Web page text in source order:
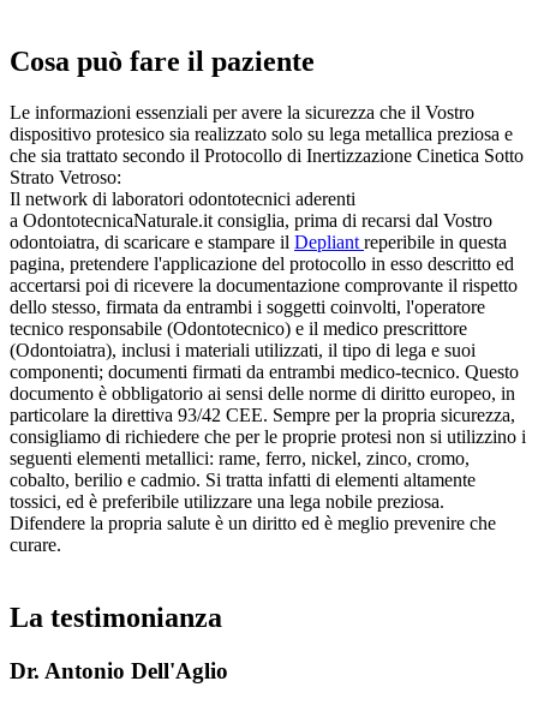
Cosa può fare il paziente
Le informazioni essenziali per avere la sicurezza che il Vostro
dispositivo protesico sia realizzato solo su lega metallica preziosa e
che sia trattato secondo il Protocollo di Inertizzazione Cinetica Sotto
Strato Vetroso:
Il network di laboratori odontotecnici aderenti
a OdontotecnicaNaturale.it consiglia, prima di recarsi dal Vostro
odontoiatra, di scaricare e stampare il Depliant reperibile in questa
pagina, pretendere l'applicazione del protocollo in esso descritto ed
accertarsi poi di ricevere la documentazione comprovante il rispetto
dello stesso, firmata da entrambi i soggetti coinvolti, l'operatore
tecnico responsabile (Odontotecnico) e il medico prescrittore
(Odontoiatra), inclusi i materiali utilizzati, il tipo di lega e suoi
componenti; documenti firmati da entrambi medico-tecnico. Questo
documento è obbligatorio ai sensi delle norme di diritto europeo, in
particolare la direttiva 93/42 CEE. Sempre per la propria sicurezza,
consigliamo di richiedere che per le proprie protesi non si utilizzino i
seguenti elementi metallici: rame, ferro, nickel, zinco, cromo,
cobalto, berilio e cadmio. Si tratta infatti di elementi altamente
tossici, ed è preferibile utilizzare una lega nobile preziosa.
Difendere la propria salute è un diritto ed è meglio prevenire che
curare.
La testimonianza
Dr. Antonio Dell'Aglio